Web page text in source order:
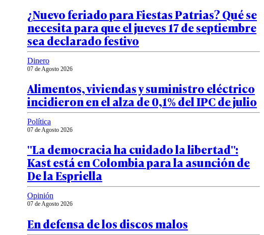
¿Nuevo feriado para Fiestas Patrias? Qué se
necesita para que el jueves 17 de septiembre
sea declarado festivo
Dinero
07 de Agosto 2026
Alimentos, viviendas y suministro eléctrico
incidieron en el alza de 0,1% del IPC de julio
Política
07 de Agosto 2026
"La democracia ha cuidado la libertad":
Kast está en Colombia para la asunción de
De la Espriella
Opinión
07 de Agosto 2026
En defensa de los discos malos